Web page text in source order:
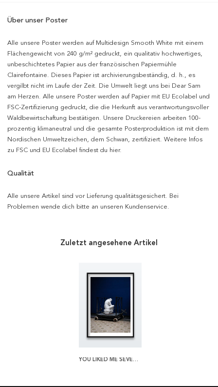
Über unser Poster
Alle unsere Poster werden auf Multidesign Smooth White mit einem
Flächengewicht von 240 g/m² gedruckt, ein qualitativ hochwertiges,
unbeschichtetes Papier aus der französischen Papiermühle
Clairefontaine. Dieses Papier ist archivierungsbeständig, d. h., es
vergilbt nicht im Laufe der Zeit. Die Umwelt liegt uns bei Dear Sam
am Herzen. Alle unsere Poster werden auf Papier mit EU Ecolabel und
FSC-Zertifizierung gedruckt, die die Herkunft aus verantwortungsvoller
Waldbewirtschaftung bestätigen. Unsere Druckereien arbeiten 100-
prozentig klimaneutral und die gesamte Posterproduktion ist mit dem
Nordischen Umweltzeichen, dem Schwan, zertifiziert. Weitere Infos
zu FSC und EU Ecolabel findest du hier.
Qualität
Alle unsere Artikel sind vor Lieferung qualitätsgesichert. Bei
Problemen wende dich bitte an unseren Kundenservice.
Zuletzt angesehene Artikel
YOU LIKED ME SEVEN MINUTES AGO POSTER